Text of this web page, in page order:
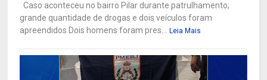
Caso aconteceu no bairro Pilar durante patrulhamento;
grande quantidade de drogas e dois veículos foram
apreendidos Dois homens foram pres... Leia Mais